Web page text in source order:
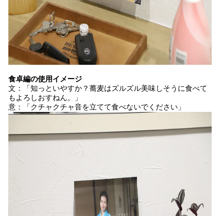
食卓編の使用イメージ
文：「知っといやすか？蕎麦はズルズル美味しそうに食べて
もよろしおすねん。」
意：「クチャクチャ音を立てて食べないでください」